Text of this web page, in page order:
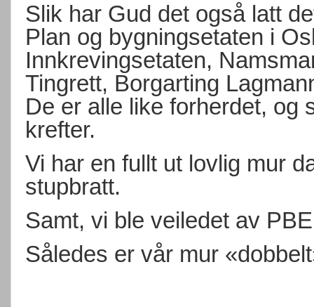
Slik har Gud det også latt
Plan og bygningsetaten i
Innkrevingsetaten,
Tingrett, Borgarting
De er alle like forherdet, og
krefter.
Vi har en fullt ut lovlig mur
stupbratt.
Samt, vi ble veiledet av
Således er vår mur